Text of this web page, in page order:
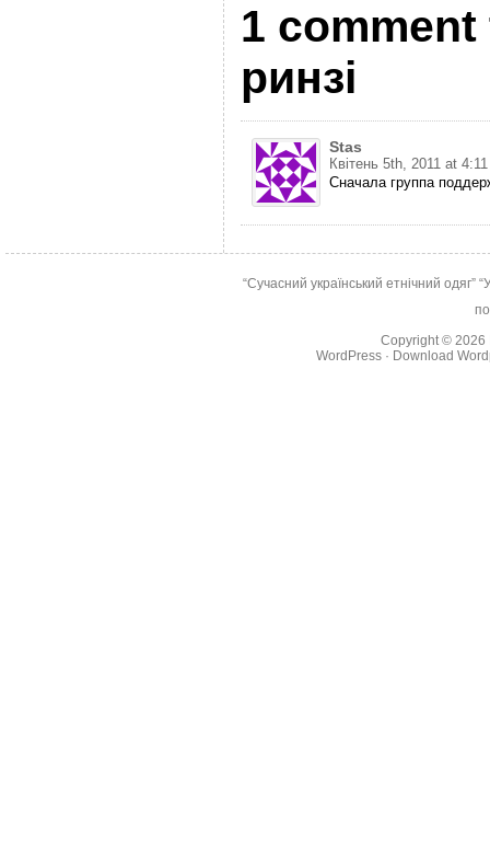
1 comment
ринзі
Stas
Квітень 5th, 2011 at
Сначала группа
“Сучасний український етнічний одяг”
Copyright © 2026
WordPress · Download